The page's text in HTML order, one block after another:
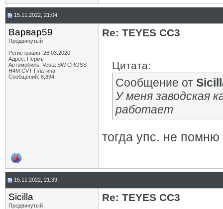
15.11.2022, 21:04
Варвар59
Продвинутый
Регистрация: 26.03.2020
Адрес: Пермь
Автомобиль: Vesta SW CROSS
H4M CVT Платина
Сообщений: 8,894
Re: TEYES CC3
Цитата:
Сообщение от
У меня заводская
работает
тогда упс. не
15.11.2022, 21:39
Sicilla
Продвинутый
Re: TEYES CC3